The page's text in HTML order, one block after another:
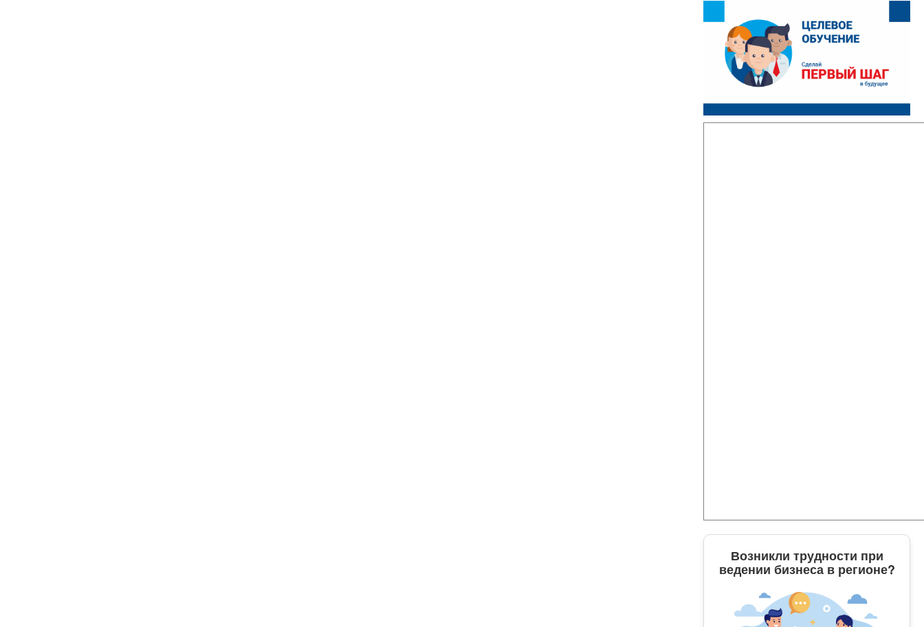
Возникли трудности при
ведении бизнеса в регионе?